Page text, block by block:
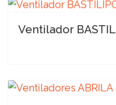
Ventilador